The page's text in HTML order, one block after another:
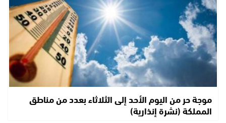
موجة حر من اليوم الأحد إلى الثلاثاء بعدد من مناطق
المملكة (نشرة إنذارية)